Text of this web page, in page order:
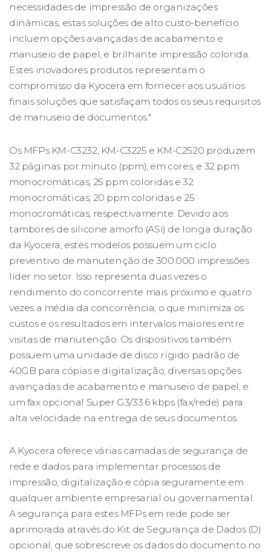
necessidades de impressão de organizações
dinâmicas, estas soluções de alto custo-benefício
incluem opções avançadas de acabamento e
manuseio de papel, e brilhante impressão colorida.
Estes inovadores produtos representam o
compromisso da Kyocera em fornecer aos usuários
finais soluções que satisfaçam todos os seus requisitos
de manuseio de documentos."
Os MFPs KM-C3232, KM-C3225 e KM-C2520 produzem
32 páginas por minuto (ppm), em cores, e 32 ppm
monocromáticas; 25 ppm coloridas e 32
monocromáticas; 20 ppm coloridas e 25
monocromáticas, respectivamente. Devido aos
tambores de silicone amorfo (ASi) de longa duração
da Kyocera, estes modelos possuem um ciclo
preventivo de manutenção de 300.000 impressões
líder no setor. Isso representa duas vezes o
rendimento do concorrente mais próximo e quatro
vezes a média da concorrência, o que minimiza os
custos e os resultados em intervalos maiores entre
visitas de manutenção. Os dispositivos também
possuem uma unidade de disco rígido padrão de
40GB para cópias e digitalização, diversas opções
avançadas de acabamento e manuseio de papel, e
um fax opcional Super G3/33.6 kbps (fax/rede) para
alta velocidade na entrega de seus documentos.
A Kyocera oferece várias camadas de segurança de
rede e dados para implementar processos de
impressão, digitalização e cópia seguramente em
qualquer ambiente empresarial ou governamental.
A segurança para estes MFPs em rede pode ser
aprimorada através do Kit de Segurança de Dados (D)
opcional, que sobrescreve os dados do documento no